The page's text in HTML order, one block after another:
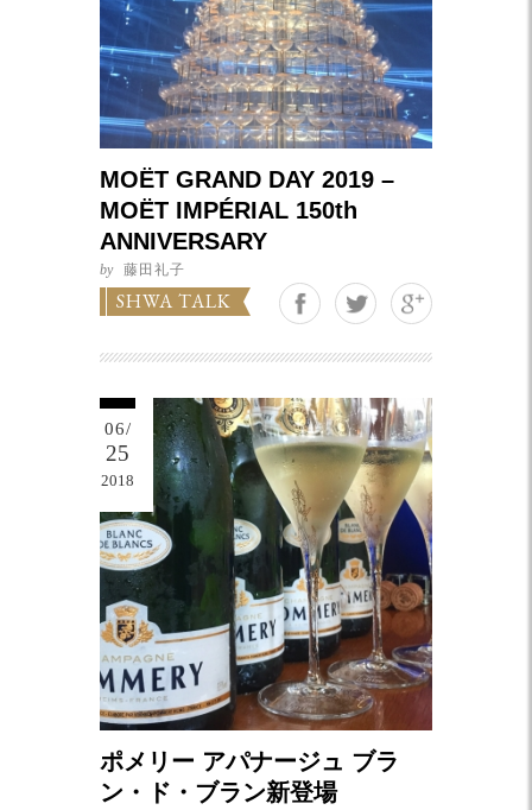
MOËT GRAND DAY 2019 –
MOËT IMPÉRIAL 150th
ANNIVERSARY
by 藤田礼子
SHWA TALK
06/
25
2018
ポメリー アパナージュ ブラ
ン・ド・ブラン新登場